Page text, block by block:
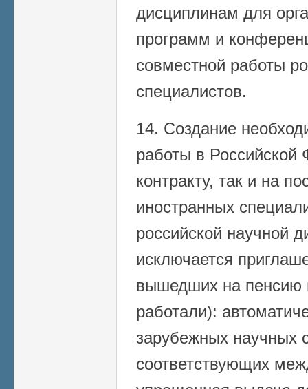
дисциплинам для
программ и
совместной работы
специалистов.
14. Создание
работы в Российской
контракту, так и на
иностранных
российской научной
исключается
вышедших на пенсию
работали):
зарубежных научных
соответствующих